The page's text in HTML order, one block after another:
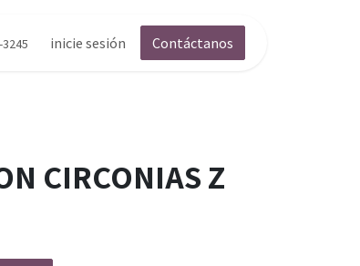
inicie sesión Contáctanos
CIRCONIAS Z